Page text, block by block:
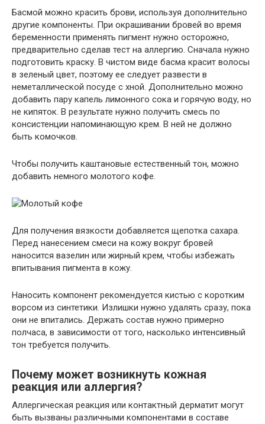
Басмой можно красить брови, используя дополнительно
другие компоненты. При окрашивании бровей во время
беременности применять пигмент нужно осторожно,
предварительно сделав тест на аллергию. Сначала нужно
подготовить краску. В чистом виде басма красит волосы
в зеленый цвет, поэтому ее следует развести в
неметаллической посуде с хной. Дополнительно можно
добавить пару капель лимонного сока и горячую воду, но
не кипяток. В результате нужно получить смесь по
консистенции напоминающую крем. В ней не должно
быть комочков.
Чтобы получить каштановые естественный тон, можно
добавить немного молотого кофе.
Для получения вязкости добавляется щепотка сахара.
Перед нанесением смеси на кожу вокруг бровей
наносится вазелин или жирный крем, чтобы избежать
впитывания пигмента в кожу.
Наносить компонент рекомендуется кистью с коротким
ворсом из синтетики. Излишки нужно удалять сразу, пока
они не впитались. Держать состав нужно примерно
полчаса, в зависимости от того, насколько интенсивный
тон требуется получить.
Почему может возникнуть кожная
реакция или аллергия?
Аллергическая реакция или контактный дерматит могут
быть вызваны различными компонентами в составе